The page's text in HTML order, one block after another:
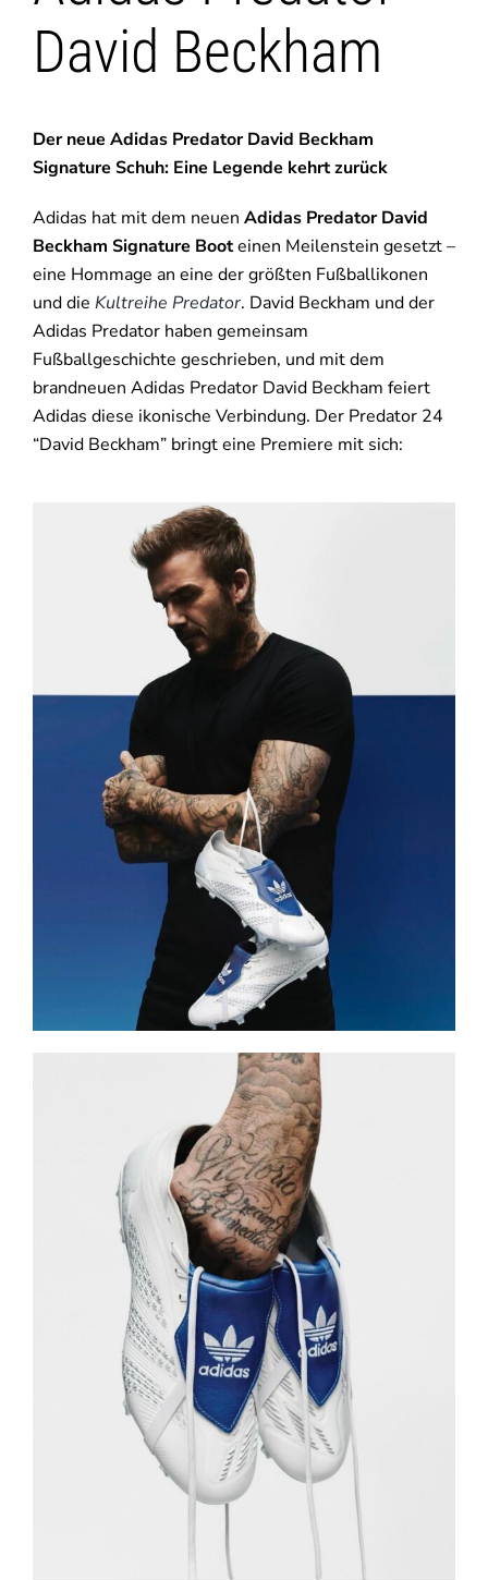
David Beckham
Der neue Adidas Predator David Beckham
Signature Schuh: Eine Legende kehrt zurück
Adidas hat mit dem neuen Adidas Predator David
Beckham Signature Booteinen Meilenstein gesetzt –
eine Hommage an eine der größten Fußballikonen
und die Kultreihe Predator. David Beckham und der
Adidas Predator haben gemeinsam
Fußballgeschichte geschrieben, und mit dem
brandneuen Adidas Predator David Beckham feiert
Adidas diese ikonische Verbindung. Der Predator 24
“David Beckham” bringt eine Premiere mit sich: